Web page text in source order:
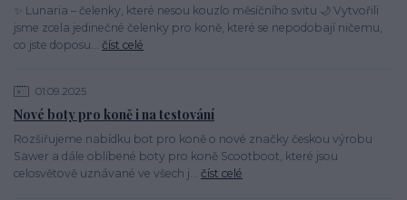
✨ Lunaria – čelenky, které nesou kouzlo měsíčního svitu 🌙 Vytvořili
jsme zcela jedinečné čelenky pro koně, které se nepodobají ničemu,
co jste doposu... číst celé
01.09.2025
Nové boty pro koně i na testování
Rozšiřujeme nabídku bot pro koně o nové značky českou výrobu
Sawer a dále oblíbené boty pro koně Scootboot, které jsou
celosvětově uznávané ve všech j... číst celé